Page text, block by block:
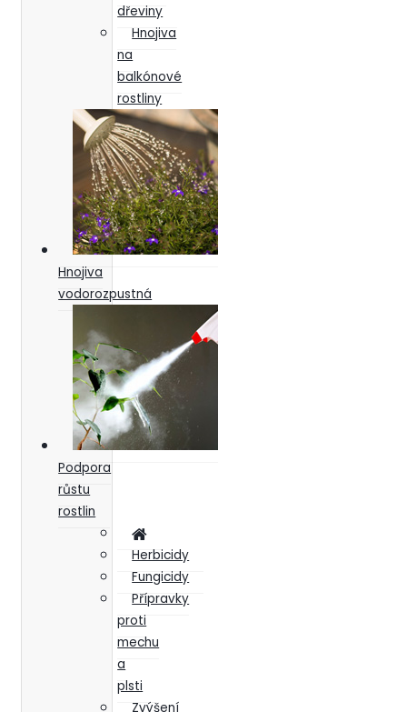
dřeviny
Hnojiva
na
balkónové
rostliny
Hnojiva
vodorozpustná
Podpora
růstu
rostlin
Herbicidy
Fungicidy
Přípravky
proti
mechu
a
plsti
Zvýšení